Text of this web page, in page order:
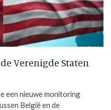
Verenigde Staten
een nieuwe monitoring
België en de